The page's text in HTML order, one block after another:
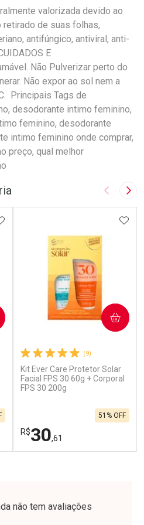
valorizada devido ao
de suas folhas,
antifúngico, antiviral, anti-
E
Não Pulverizar perto do
Não expor ao sol nem a
Principais Tags de
desodorante intimo feminino,
feminino, desodorante
intimo feminino onde comprar,
preço, qual melhor
Imagem
AOS FAVORITOS
(9)
Kit Ever Care Protetor Solar
Facial FPS 30 60g + Corporal
FPS 30 200g
R$30,61
51% OFF
COMPRAR
Laboratório
Por Menos
não tem avaliações